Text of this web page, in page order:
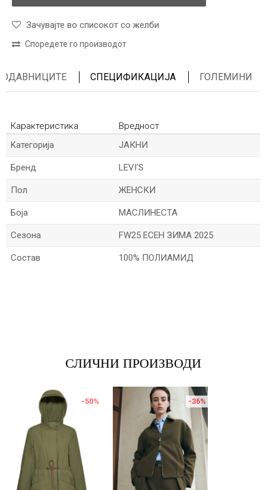
Зачувајте во списокот со желби
Споредете го производот
СПЕЦИФИКАЦИЈА ГОЛЕМИНИ
Карактеристика
Вредност
Kатегорија
ЈАКНИ
Бренд LEVI'S
Пол ЖЕНСКИ
Боја МАСЛИНЕСТА
Сезона FW25 ЕСЕН ЗИМА 2025
Состав 100% ПОЛИАМИД
Анти спам заштита - пресметајте колку е 6 - 1 :
СЛИЧНИ ПРОИЗВОДИ
-50% -36%